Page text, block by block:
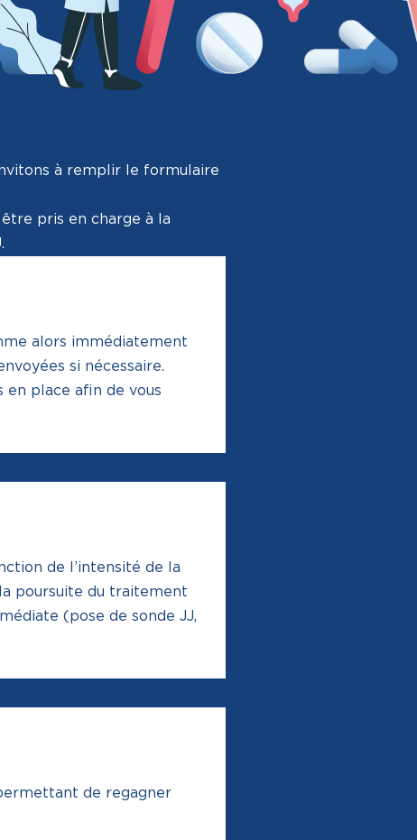
à remplir le formulaire
pris en charge à la
alors immédiatement
si nécessaire.
en place afin de vous
de l’intensité de la
poursuite du traitement
(pose de sonde JJ,
de regagner